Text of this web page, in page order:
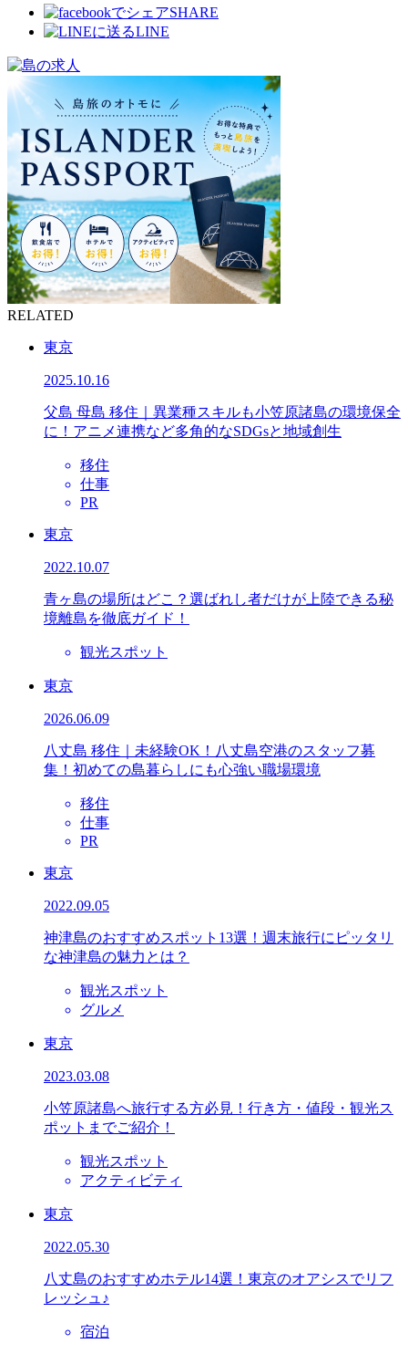
SHARE
LINE
RELATED
東京
2025.10.16
父島 母島 移住｜異業種スキルも小笠原諸島の環境保全
に！アニメ連携など多角的なSDGsと地域創生
移住
仕事
PR
東京
2022.10.07
青ヶ島の場所はどこ？選ばれし者だけが上陸できる秘
境離島を徹底ガイド！
観光スポット
東京
2026.06.09
八丈島 移住｜未経験OK！八丈島空港のスタッフ募
集！初めての島暮らしにも心強い職場環境
移住
仕事
PR
東京
2022.09.05
神津島のおすすめスポット13選！週末旅行にピッタリ
な神津島の魅力とは？
観光スポット
グルメ
東京
2023.03.08
小笠原諸島へ旅行する方必見！行き方・値段・観光ス
ポットまでご紹介！
観光スポット
アクティビティ
東京
2022.05.30
八丈島のおすすめホテル14選！東京のオアシスでリフ
レッシュ♪
宿泊